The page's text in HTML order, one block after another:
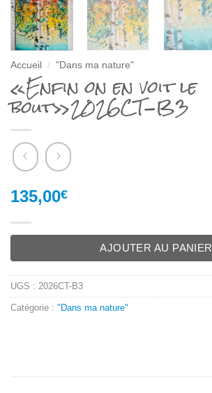
Accueil / "Dans ma nature"
«Enfin on en voit le
bout»2026CT-B3
135,00€
AJOUTER AU PANIER
UGS : 2026CT-B3
Catégorie : "Dans ma nature"